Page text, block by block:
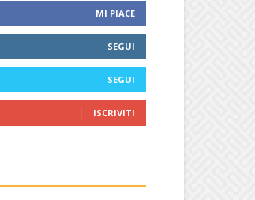
MI PIACE
SEGUI
SEGUI
ISCRIVITI